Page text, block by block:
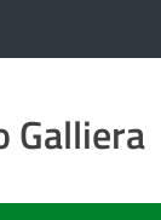
Galliera